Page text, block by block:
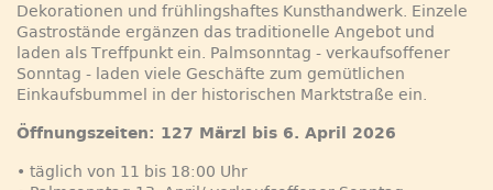
Dekorationen und frühlingshaftes Kunsthandwerk. Einzele
Gastrostände ergänzen das traditionelle Angebot und
laden als Treffpunkt ein. Palmsonntag - verkaufsoffener
Sonntag - laden viele Geschäfte zum gemütlichen
Einkaufsbummel in der historischen Marktstraße ein.
Öffnungszeiten: 127 Märzl bis 6. April 2026
• täglich von 11 bis 18:00 Uhr